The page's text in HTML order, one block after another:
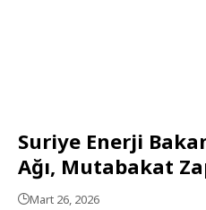
Suriye Enerji
Ağı, Mutabakat
Mart 26, 2026